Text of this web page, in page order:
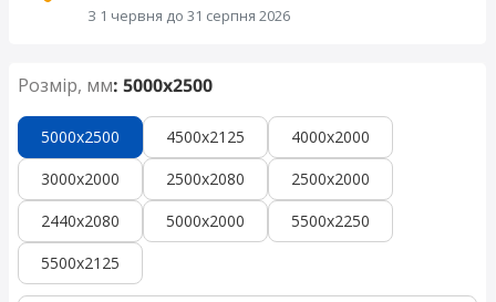
З 1 червня до 31 серпня 2026
Розмір, мм: 5000x2500
4500x2125
4000x2000
3000x2000
2500x2080
2500x2000
2440x2080
5000x2000
5500x2250
5500x2125
5000x2500